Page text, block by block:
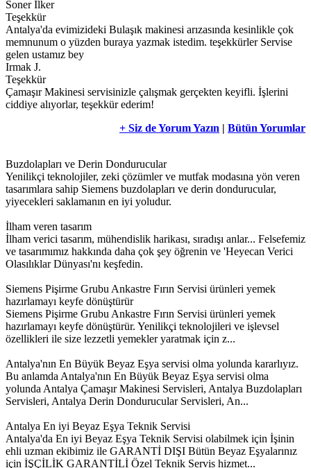
Soner İlker
Teşekkür
Antalya'da evimizideki Bulaşık makinesi arızasında kesinlikle çok
memnunum o yüzden buraya yazmak istedim. teşekkürler Servise
gelen ustamız bey
Irmak J.
Teşekkür
Çamaşır Makinesi servisinizle çalışmak gerçekten keyifli. İşlerini
ciddiye alıyorlar, teşekkür ederim!
+ Siz de Yorum Yazın | Bütün Yorumlar
Buzdolapları ve Derin Dondurucular
Yenilikçi teknolojiler, zeki çözümler ve mutfak modasına yön veren
tasarımlara sahip Siemens buzdolapları ve derin dondurucular,
yiyecekleri saklamanın en iyi yoludur.
İlham veren tasarım
İlham verici tasarım, mühendislik harikası, sıradışı anlar... Felsefemiz
ve tasarımımız hakkında daha çok şey öğrenin ve 'Heyecan Verici
Olasılıklar Dünyası'nı keşfedin.
Siemens Pişirme Grubu Ankastre Fırın Servisi ürünleri yemek
hazırlamayı keyfe dönüştürür
Siemens Pişirme Grubu Ankastre Fırın Servisi ürünleri yemek
hazırlamayı keyfe dönüştürür. Yenilikçi teknolojileri ve işlevsel
özellikleri ile size lezzetli yemekler yaratmak için z...
Antalya'nın En Büyük Beyaz Eşya servisi olma yolunda kararlıyız.
Bu anlamda Antalya'nın En Büyük Beyaz Eşya servisi olma
yolunda Antalya Çamaşır Makinesi Servisleri, Antalya Buzdolapları
Servisleri, Antalya Derin Dondurucular Servisleri, An...
Antalya En iyi Beyaz Eşya Teknik Servisi
Antalya'da En iyi Beyaz Eşya Teknik Servisi olabilmek için İşinin
ehli uzman ekibimiz ile GARANTİ DIŞI Bütün Beyaz Eşyalarınız
için İŞÇİLİK GARANTİLİ Özel Teknik Servis hizmet...